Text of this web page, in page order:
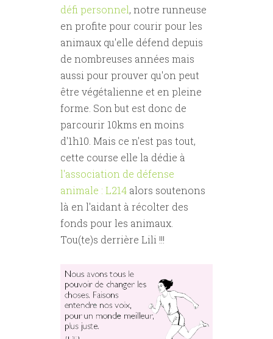
défi personnel, notre runneuse
en profite pour courir pour les
animaux qu'elle défend depuis
de nombreuses années mais
aussi pour prouver qu'on peut
être végétalienne et en pleine
forme. Son but est donc de
parcourir 10kms en moins
d'1h10. Mais ce n'est pas tout,
cette course elle la dédie à
l'association de défense
animale : L214 alors soutenons
là en l'aidant à récolter des
fonds pour les animaux.
Tou(te)s derrière Lili !!!